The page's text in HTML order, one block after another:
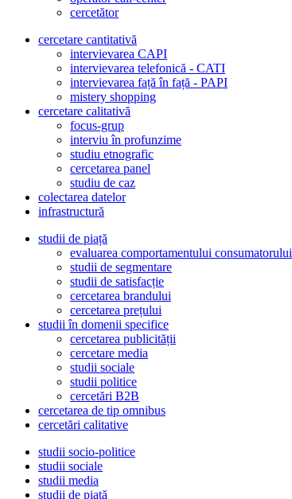
cercetător
cercetare cantitativă
intervievarea CAPI
intervievarea telefonică - CATI
intervievarea față în față - PAPI
mistery shopping
cercetare calitativă
focus-grup
interviu în profunzime
studiu etnografic
cercetarea panel
studiu de caz
colectarea datelor
infrastructură
studii de piață
evaluarea comportamentului consumatorului
studii de segmentare
studii de satisfacție
cercetarea brandului
cercetarea prețului
studii în domenii specifice
cercetarea publicității
cercetare media
studii sociale
studii politice
cercetări B2B
cercetarea de tip omnibus
cercetări calitative
studii socio-politice
studii sociale
studii media
studii de piață